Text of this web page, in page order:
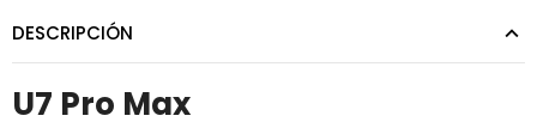
DESCRIPCIÓN
U7 Pro Max